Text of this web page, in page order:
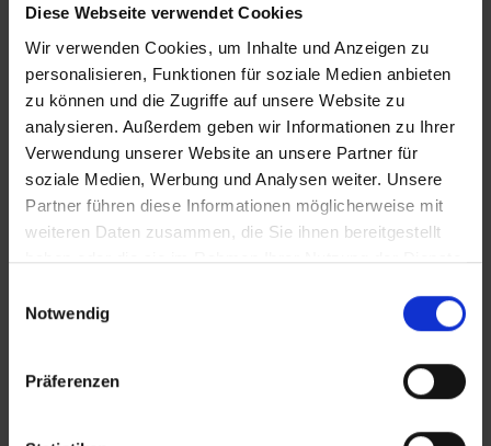
Diese Webseite verwendet Cookies
Wir verwenden Cookies, um Inhalte und Anzeigen zu
personalisieren, Funktionen für soziale Medien anbieten
zu können und die Zugriffe auf unsere Website zu
analysieren. Außerdem geben wir Informationen zu Ihrer
Verwendung unserer Website an unsere Partner für
soziale Medien, Werbung und Analysen weiter. Unsere
Partner führen diese Informationen möglicherweise mit
weiteren Daten zusammen, die Sie ihnen bereitgestellt
haben oder die sie im Rahmen Ihrer Nutzung der Dienste
Notwendig
Präferenzen
KONTAKT
WeserBergland Immobilien
Portastraße 36
Tel.:0571 - 597 265 17